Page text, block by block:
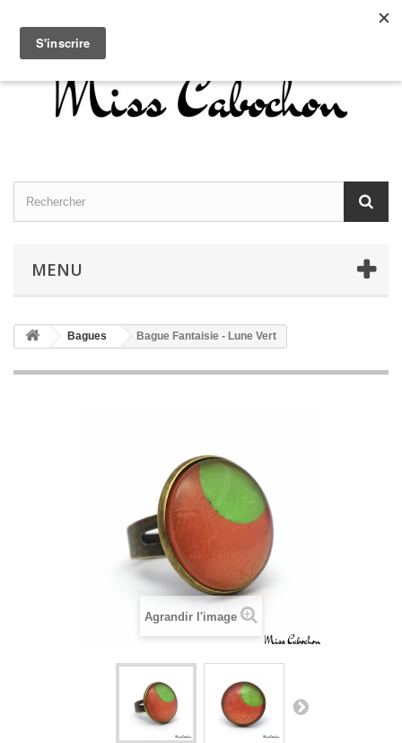
Connexion
MENU
Bagues Bague Fantaisie - Lune Vert
Agrandir l'image